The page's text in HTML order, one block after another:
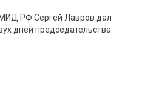
МИД РФ Сергей Лавров дал
дней председательства